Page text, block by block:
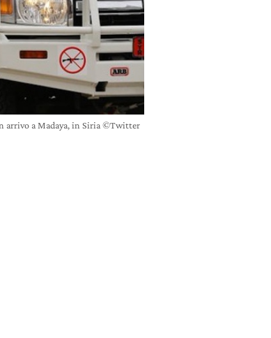
arrivo a Madaya, in Siria ©Twitter